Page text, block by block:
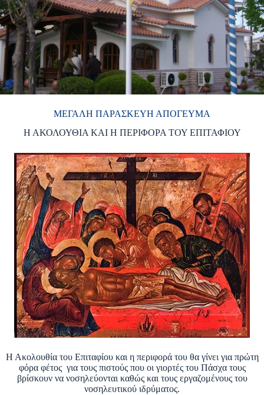
ΜΕΓΑΛΗ ΠΑΡΑΣΚΕΥΗ ΑΠΟΓΕΥΜΑ
Η ΑΚΟΛΟΥΘΙΑ ΚΑΙ Η ΠΕΡΙΦΟΡΑ ΤΟΥ ΕΠΙΤΑΦΙΟΥ
Η Ακολουθία του Επιταφίου και η περιφορά του θα γίνει για πρώτη
φόρα φέτος για τους πιστούς που οι γιορτές του Πάσχα τους
βρίσκουν να νοσηλεύονται καθώς και τους εργαζομένους του
νοσηλευτικού ιδρύματος.